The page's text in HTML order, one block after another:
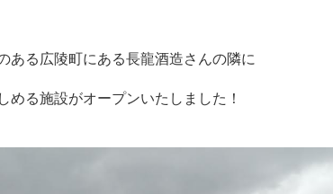
ある広陵町にある長龍酒造さんの隣に
める施設がオープンいたしました！